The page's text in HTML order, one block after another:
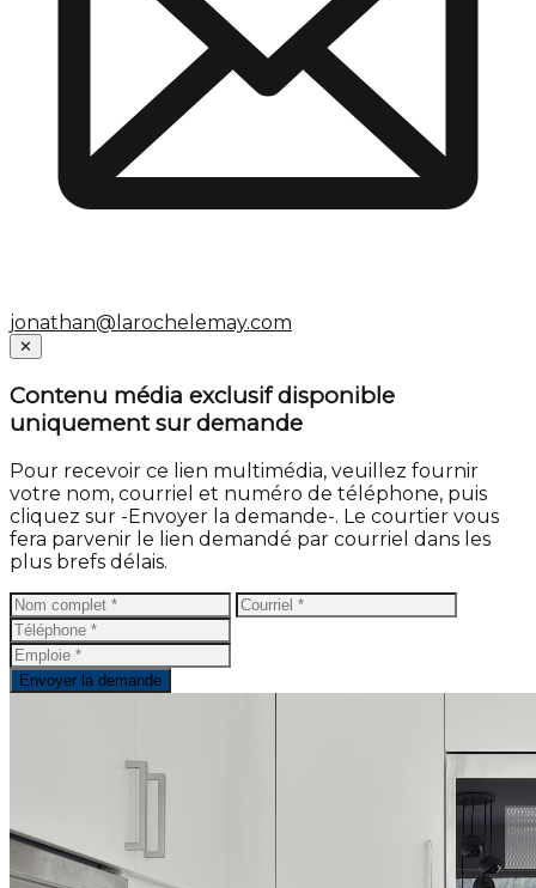
jonathan@larochelemay.com
Close
✕
Contenu média exclusif disponible
uniquement sur demande
Pour recevoir ce lien multimédia, veuillez fournir
votre nom, courriel et numéro de téléphone, puis
cliquez sur -Envoyer la demande-. Le courtier vous
fera parvenir le lien demandé par courriel dans les
plus brefs délais.
Envoyer la demande